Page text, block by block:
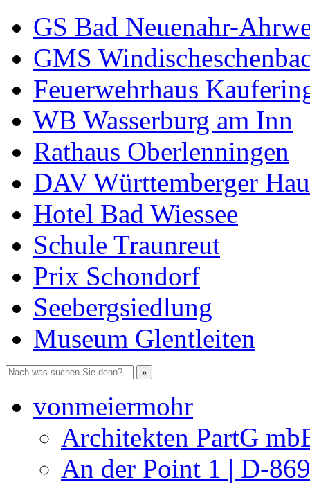
GS Bad Neuenahr-
GMS
Feuerwehrhaus
WB Wasserburg am Inn
Rathaus Oberlenningen
DAV Württemberger
Hotel Bad Wiessee
Schule Traunreut
Prix Schondorf
Seebergsiedlung
Museum Glentleiten
vonmeiermohr
Architekten PartG
An der Point 1 | D-